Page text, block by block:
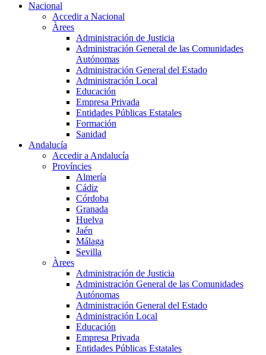
Nacional
Accedir a Nacional
Àrees
Administración de Justicia
Administración General de las Comunidades
Autónomas
Administración General del Estado
Administración Local
Educación
Empresa Privada
Entidades Públicas Estatales
Formación
Sanidad
Andalucía
Accedir a Andalucía
Províncies
Almería
Cádiz
Córdoba
Granada
Huelva
Jaén
Málaga
Sevilla
Àrees
Administración de Justicia
Administración General de las Comunidades
Autónomas
Administración General del Estado
Administración Local
Educación
Empresa Privada
Entidades Públicas Estatales